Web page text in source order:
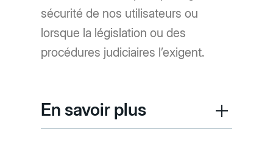
sécurité de nos utilisateurs ou
lorsque la législation ou des
procédures judiciaires l’exigent.
En savoir plus